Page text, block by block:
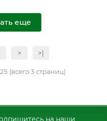
еще
> >|
(всего 3 страниц)
на наши